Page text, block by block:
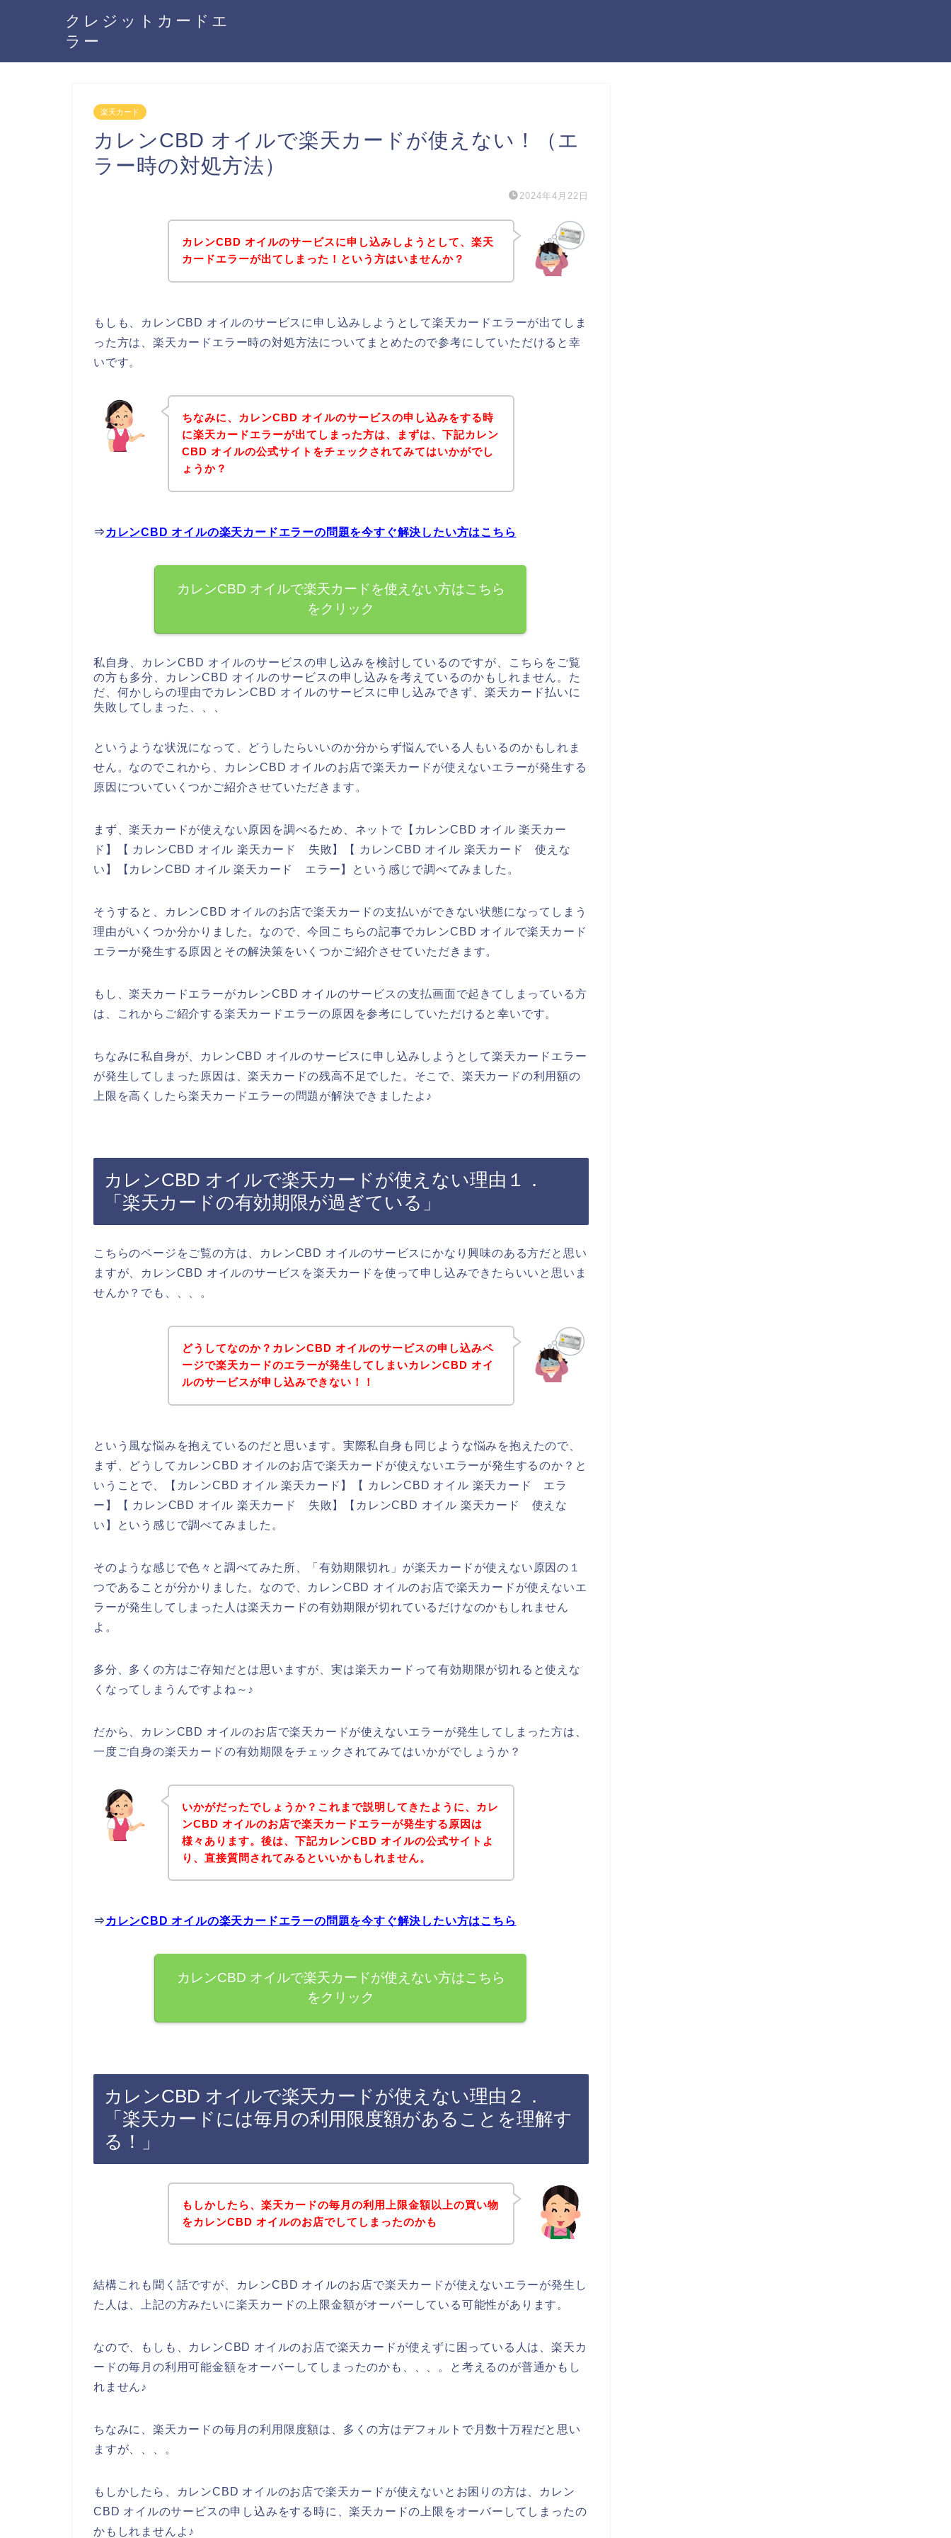
クレジットカードエ
ラー
楽天カード
カレンCBD オイルで楽天カードが使えない！（エ
ラー時の対処方法）
2024年4月22日
カレンCBD オイルのサービスに申し込みしようとして、楽天
カードエラーが出てしまった！という方はいませんか？
もしも、カレンCBD オイルのサービスに申し込みしようとして楽天カードエラーが出てしま
った方は、楽天カードエラー時の対処方法についてまとめたので参考にしていただけると幸
いです。
ちなみに、カレンCBD オイルのサービスの申し込みをする時
に楽天カードエラーが出てしまった方は、まずは、下記カレン
CBD オイルの公式サイトをチェックされてみてはいかがでし
ょうか？
⇒ カレンCBD オイルの楽天カードエラーの問題を今すぐ解決したい方はこちら
カレンCBD オイルで楽天カードを使えない方はこちら
をクリック
私自身、カレンCBD オイルのサービスの申し込みを検討しているのですが、こちらをご覧
の方も多分、カレンCBD オイルのサービスの申し込みを考えているのかもしれません。た
だ、何かしらの理由でカレンCBD オイルのサービスに申し込みできず、楽天カード払いに
失敗してしまった、、、
というような状況になって、どうしたらいいのか分からず悩んでいる人もいるのかもしれま
せん。なのでこれから、カレンCBD オイルのお店で楽天カードが使えないエラーが発生する
原因についていくつかご紹介させていただきます。
まず、楽天カードが使えない原因を調べるため、ネットで【カレンCBD オイル 楽天カー
ド】【 カレンCBD オイル 楽天カード 失敗】【 カレンCBD オイル 楽天カード 使えな
い】【カレンCBD オイル 楽天カード エラー】という感じで調べてみました。
そうすると、カレンCBD オイルのお店で楽天カードの支払いができない状態になってしまう
理由がいくつか分かりました。なので、今回こちらの記事でカレンCBD オイルで楽天カード
エラーが発生する原因とその解決策をいくつかご紹介させていただきます。
もし、楽天カードエラーがカレンCBD オイルのサービスの支払画面で起きてしまっている方
は、これからご紹介する楽天カードエラーの原因を参考にしていただけると幸いです。
ちなみに私自身が、カレンCBD オイルのサービスに申し込みしようとして楽天カードエラー
が発生してしまった原因は、楽天カードの残高不足でした。そこで、楽天カードの利用額の
上限を高くしたら楽天カードエラーの問題が解決できましたよ♪
カレンCBD オイルで楽天カードが使えない理由１．
「楽天カードの有効期限が過ぎている」
こちらのページをご覧の方は、カレンCBD オイルのサービスにかなり興味のある方だと思い
ますが、カレンCBD オイルのサービスを楽天カードを使って申し込みできたらいいと思いま
せんか？でも、、、。
どうしてなのか？カレンCBD オイルのサービスの申し込みペ
ージで楽天カードのエラーが発生してしまいカレンCBD オイ
ルのサービスが申し込みできない！！
という風な悩みを抱えているのだと思います。実際私自身も同じような悩みを抱えたので、
まず、どうしてカレンCBD オイルのお店で楽天カードが使えないエラーが発生するのか？と
いうことで、【カレンCBD オイル 楽天カード】【 カレンCBD オイル 楽天カード エラ
ー】【 カレンCBD オイル 楽天カード 失敗】【カレンCBD オイル 楽天カード 使えな
い】という感じで調べてみました。
そのような感じで色々と調べてみた所、「有効期限切れ」が楽天カードが使えない原因の１
つであることが分かりました。なので、カレンCBD オイルのお店で楽天カードが使えないエ
ラーが発生してしまった人は楽天カードの有効期限が切れているだけなのかもしれません
よ。
多分、多くの方はご存知だとは思いますが、実は楽天カードって有効期限が切れると使えな
くなってしまうんですよね～♪
だから、カレンCBD オイルのお店で楽天カードが使えないエラーが発生してしまった方は、
一度ご自身の楽天カードの有効期限をチェックされてみてはいかがでしょうか？
いかがだったでしょうか？これまで説明してきたように、カレ
ンCBD オイルのお店で楽天カードエラーが発生する原因は
様々あります。後は、下記カレンCBD オイルの公式サイトよ
り、直接質問されてみるといいかもしれません。
⇒ カレンCBD オイルの楽天カードエラーの問題を今すぐ解決したい方はこちら
カレンCBD オイルで楽天カードが使えない方はこちら
をクリック
カレンCBD オイルで楽天カードが使えない理由２．
「楽天カードには毎月の利用限度額があることを理解す
る！」
もしかしたら、楽天カードの毎月の利用上限金額以上の買い物
をカレンCBD オイルのお店でしてしまったのかも
結構これも聞く話ですが、カレンCBD オイルのお店で楽天カードが使えないエラーが発生し
た人は、上記の方みたいに楽天カードの上限金額がオーバーしている可能性があります。
なので、もしも、カレンCBD オイルのお店で楽天カードが使えずに困っている人は、楽天カ
ードの毎月の利用可能金額をオーバーしてしまったのかも、、、。と考えるのが普通かもし
れません♪
ちなみに、楽天カードの毎月の利用限度額は、多くの方はデフォルトで月数十万程だと思い
ますが、、、。
もしかしたら、カレンCBD オイルのお店で楽天カードが使えないとお困りの方は、カレン
CBD オイルのサービスの申し込みをする時に、楽天カードの上限をオーバーしてしまったの
かもしれませんよ♪